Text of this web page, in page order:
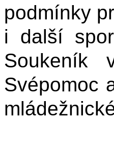
podmínky
i další
Soukeník
Svépomoc